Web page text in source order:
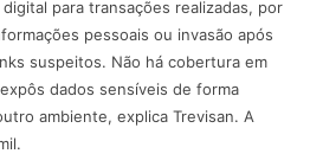
para transações realizadas, por
pessoais ou invasão após
suspeitos. Não há cobertura em
dados sensíveis de forma
ambiente, explica Trevisan. A